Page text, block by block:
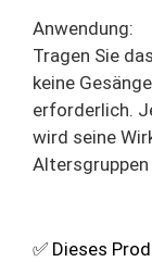
Anwendung:
Tragen Sie
keine
erforderlich.
wird seine
✅ Dieses